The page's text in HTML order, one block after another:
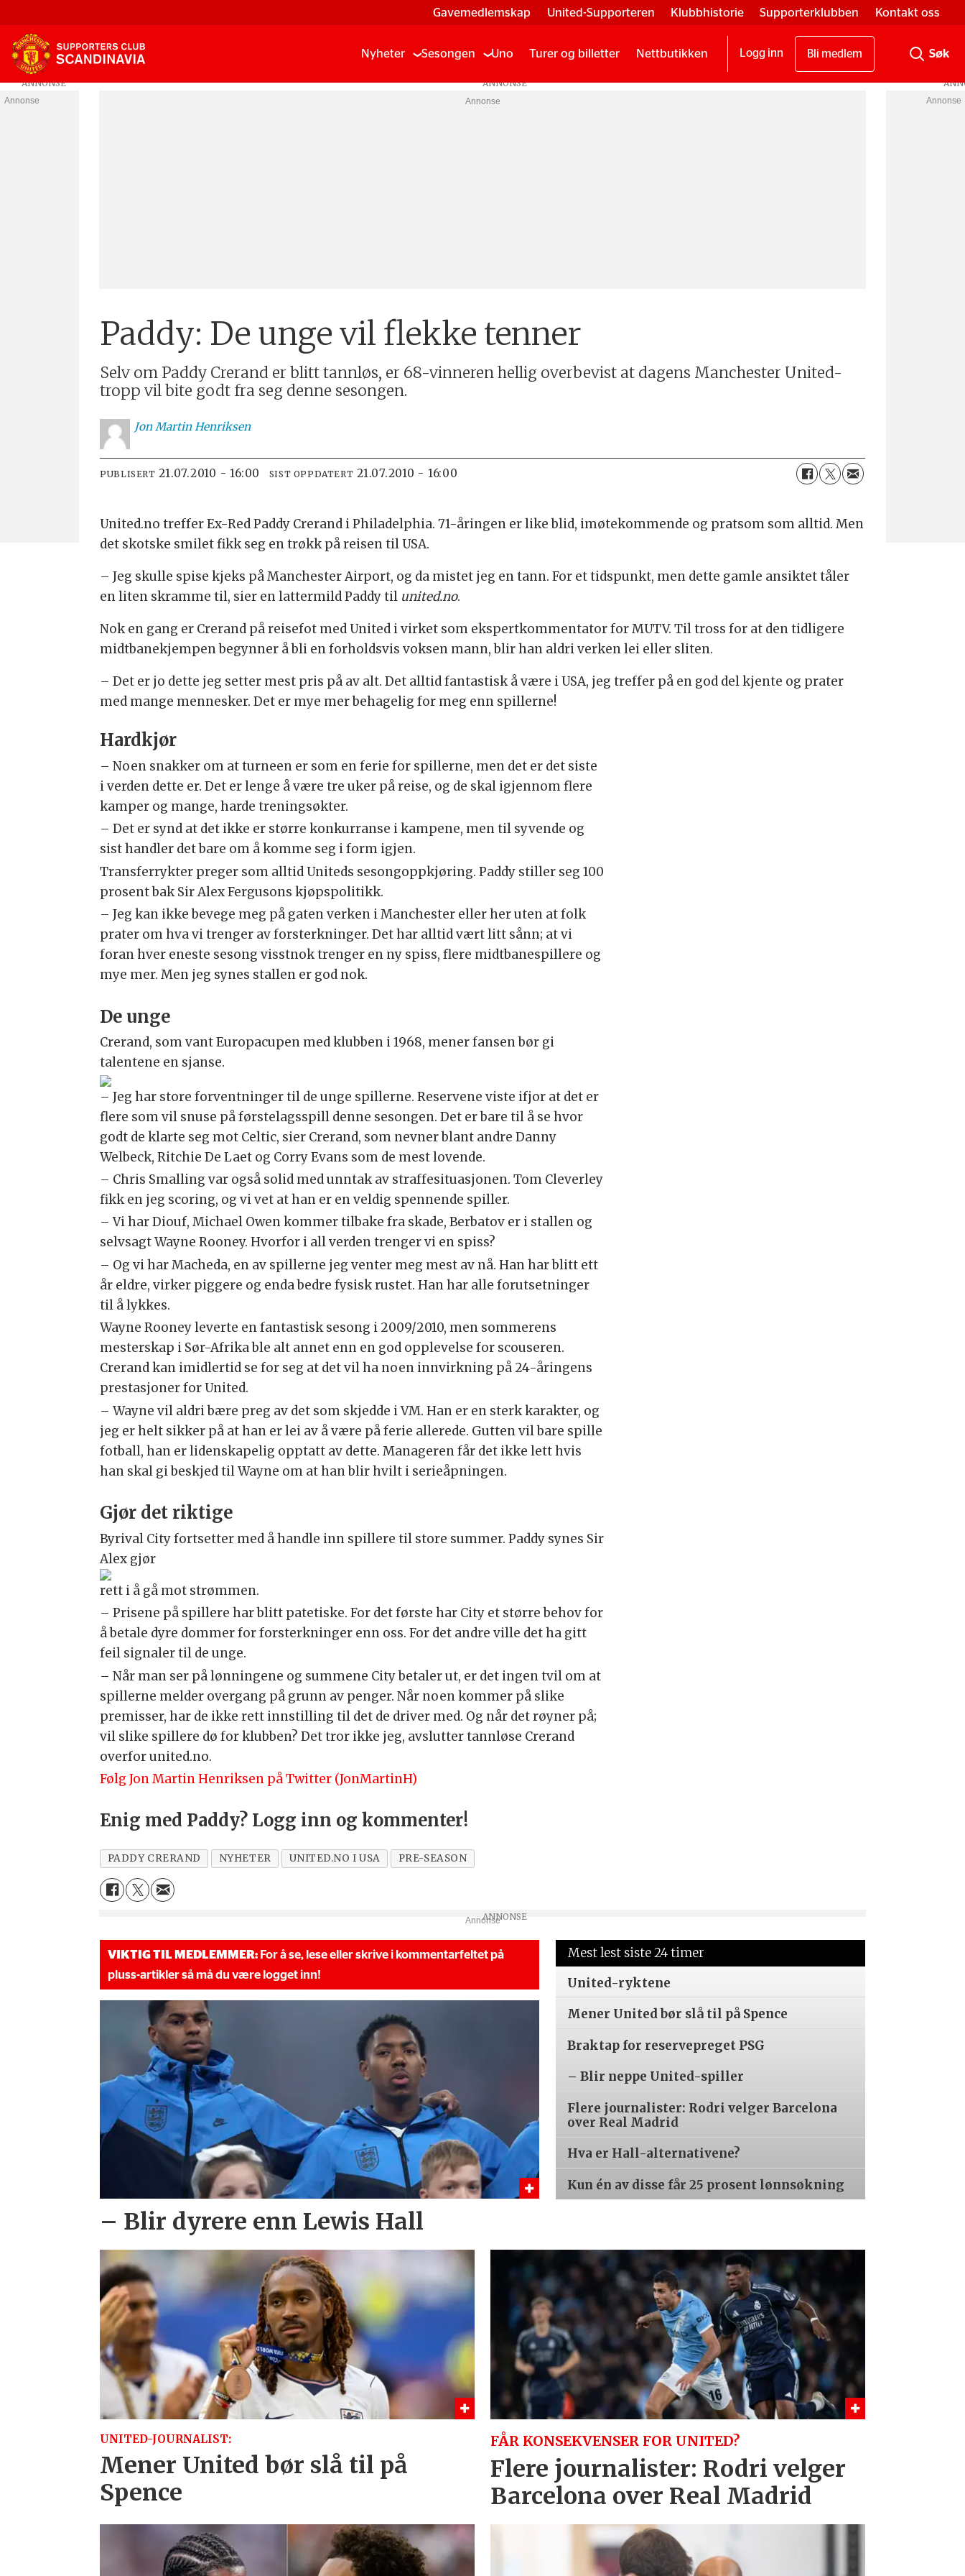
Gavemedlemskap United-Supporteren Klubbhistorie Supporterklubben Kontakt oss
Nyheter Sesongen Uno Turer og billetter Nettbutikken Logg inn Bli medlem
Annonse
Paddy: De unge vil flekke tenner
Selv om Paddy Crerand er blitt tannløs, er 68-vinneren hellig overbevist at dagens Manchester United-
tropp vil bite godt fra seg denne sesongen.
Jon Martin Henriksen
PUBLISERT 21.07.2010 - 16:00 SIST OPPDATERT 21.07.2010 - 16:00
United.no treffer Ex-Red Paddy Crerand i Philadelphia. 71-åringen er like blid, imøtekommende og pratsom som alltid. Men
det skotske smilet fikk seg en trøkk på reisen til USA.
– Jeg skulle spise kjeks på Manchester Airport, og da mistet jeg en tann. For et tidspunkt, men dette gamle ansiktet tåler
en liten skramme til, sier en lattermild Paddy til united.no.
Nok en gang er Crerand på reisefot med United i virket som ekspertkommentator for MUTV. Til tross for at den tidligere
midtbanekjempen begynner å bli en forholdsvis voksen mann, blir han aldri verken lei eller sliten.
– Det er jo dette jeg setter mest pris på av alt. Det alltid fantastisk å være i USA, jeg treffer på en god del kjente og prater
med mange mennesker. Det er mye mer behagelig for meg enn spillerne!
Hardkjør
– Noen snakker om at turneen er som en ferie for spillerne, men det er det siste
i verden dette er. Det er lenge å være tre uker på reise, og de skal igjennom flere
kamper og mange, harde treningsøkter.
– Det er synd at det ikke er større konkurranse i kampene, men til syvende og
sist handler det bare om å komme seg i form igjen.
Transferrykter preger som alltid Uniteds sesongoppkjøring. Paddy stiller seg 100
prosent bak Sir Alex Fergusons kjøpspolitikk.
– Jeg kan ikke bevege meg på gaten verken i Manchester eller her uten at folk
prater om hva vi trenger av forsterkninger. Det har alltid vært litt sånn; at vi
foran hver eneste sesong visstnok trenger en ny spiss, flere midtbanespillere og
mye mer. Men jeg synes stallen er god nok.
De unge
Crerand, som vant Europacupen med klubben i 1968, mener fansen bør gi
talentene en sjanse.
– Jeg har store forventninger til de unge spillerne. Reservene viste ifjor at det er
flere som vil snuse på førstelagsspill denne sesongen. Det er bare til å se hvor
godt de klarte seg mot Celtic, sier Crerand, som nevner blant andre Danny
Welbeck, Ritchie De Laet og Corry Evans som de mest lovende.
– Chris Smalling var også solid med unntak av straffesituasjonen. Tom Cleverley
fikk en jeg scoring, og vi vet at han er en veldig spennende spiller.
– Vi har Diouf, Michael Owen kommer tilbake fra skade, Berbatov er i stallen og
selvsagt Wayne Rooney. Hvorfor i all verden trenger vi en spiss?
– Og vi har Macheda, en av spillerne jeg venter meg mest av nå. Han har blitt ett
år eldre, virker piggere og enda bedre fysisk rustet. Han har alle forutsetninger
til å lykkes.
Wayne Rooney leverte en fantastisk sesong i 2009/2010, men sommerens
mesterskap i Sør-Afrika ble alt annet enn en god opplevelse for scouseren.
Crerand kan imidlertid se for seg at det vil ha noen innvirkning på 24-åringens
prestasjoner for United.
– Wayne vil aldri bære preg av det som skjedde i VM. Han er en sterk karakter, og
jeg er helt sikker på at han er lei av å være på ferie allerede. Gutten vil bare spille
fotball, han er lidenskapelig opptatt av dette. Manageren får det ikke lett hvis
han skal gi beskjed til Wayne om at han blir hvilt i serieåpningen.
Gjør det riktige
Byrival City fortsetter med å handle inn spillere til store summer. Paddy synes Sir
Alex gjør
rett i å gå mot strømmen.
– Prisene på spillere har blitt patetiske. For det første har City et større behov for
å betale dyre dommer for forsterkninger enn oss. For det andre ville det ha gitt
feil signaler til de unge.
– Når man ser på lønningene og summene City betaler ut, er det ingen tvil om at
spillerne melder overgang på grunn av penger. Når noen kommer på slike
premisser, har de ikke rett innstilling til det de driver med. Og når det røyner på;
vil slike spillere dø for klubben? Det tror ikke jeg, avslutter tannløse Crerand
overfor united.no.
Følg Jon Martin Henriksen på Twitter (JonMartinH)
Enig med Paddy? Logg inn og kommenter!
PADDY CRERAND NYHETER UNITED.NO I USA PRE-SEASON
Annonse
VIKTIG TIL MEDLEMMER: For å se, lese eller skrive i kommentarfeltet på
pluss-artikler så må du være logget inn!
– Blir dyrere enn Lewis Hall
Mest lest siste 24 timer
United-ryktene
Mener United bør slå til på Spence
Braktap for reservepreget PSG
– Blir neppe United-spiller
Flere journalister: Rodri velger Barcelona
over Real Madrid
Hva er Hall-alternativene?
Kun én av disse får 25 prosent lønnsøkning
UNITED-JOURNALIST:
Mener United bør slå til på
Spence
FÅR KONSEKVENSER FOR UNITED?
Flere journalister: Rodri velger
Barcelona over Real Madrid
Annonse Annonse